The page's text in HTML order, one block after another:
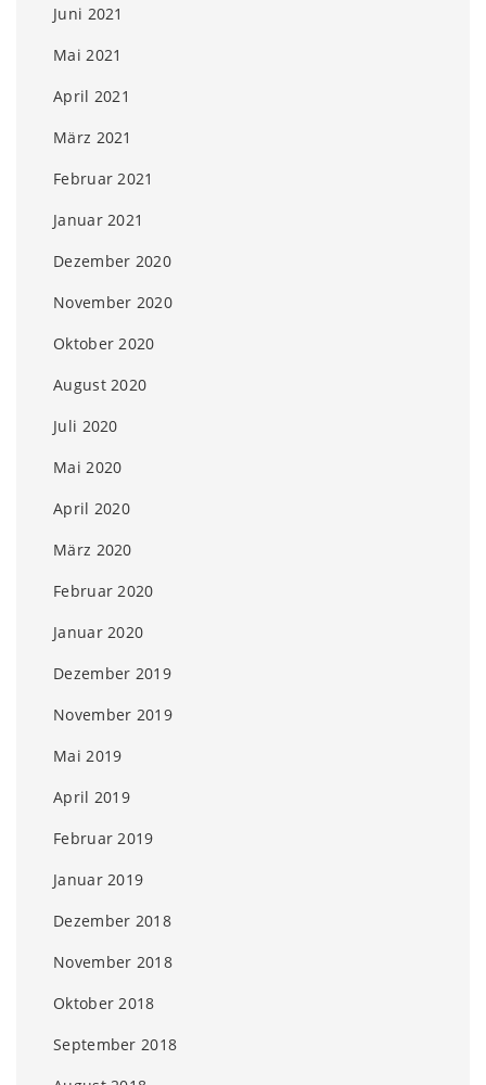
Juni 2021
Mai 2021
April 2021
März 2021
Februar 2021
Januar 2021
Dezember 2020
November 2020
Oktober 2020
August 2020
Juli 2020
Mai 2020
April 2020
März 2020
Februar 2020
Januar 2020
Dezember 2019
November 2019
Mai 2019
April 2019
Februar 2019
Januar 2019
Dezember 2018
November 2018
Oktober 2018
September 2018